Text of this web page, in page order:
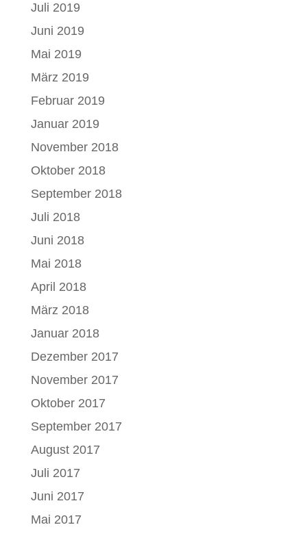
Juli 2019
Juni 2019
Mai 2019
März 2019
Februar 2019
Januar 2019
November 2018
Oktober 2018
September 2018
Juli 2018
Juni 2018
Mai 2018
April 2018
März 2018
Januar 2018
Dezember 2017
November 2017
Oktober 2017
September 2017
August 2017
Juli 2017
Juni 2017
Mai 2017